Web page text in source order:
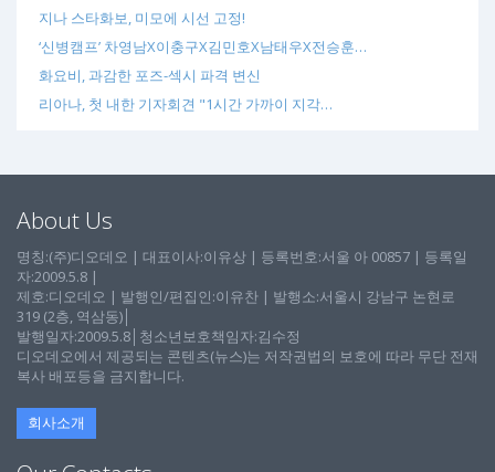
지나 스타화보, 미모에 시선 고정!
‘신병캠프’ 차영남X이충구X김민호X남태우X전승훈…
화요비, 과감한 포즈-섹시 파격 변신
리아나, 첫 내한 기자회견 "1시간 가까이 지각…
About Us
명칭:(주)디오데오 | 대표이사:이유상 | 등록번호:서울 아 00857 | 등록일
자:2009.5.8 |
제호:디오데오 | 발행인/편집인:이유찬 | 발행소:서울시 강남구 논현로
319 (2층, 역삼동)│
발행일자:2009.5.8│청소년보호책임자:김수정
디오데오에서 제공되는 콘텐츠(뉴스)는 저작권법의 보호에 따라 무단 전재
복사 배포등을 금지합니다.
회사소개